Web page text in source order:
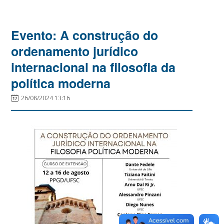
Evento: A construção do
ordenamento jurídico
internacional na filosofia da
política moderna
26/08/2024 13:16